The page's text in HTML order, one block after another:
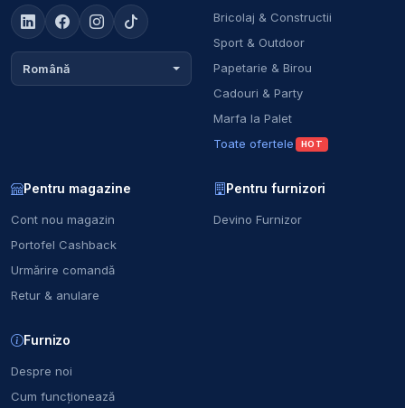
Română
Bricolaj & Constructii
Sport & Outdoor
Papetarie & Birou
Cadouri & Party
Marfa la Palet
Toate ofertele
HOT
Pentru magazine
Cont nou magazin
Portofel Cashback
Urmărire comandă
Retur & anulare
Pentru furnizori
Devino Furnizor
Furnizo
Despre noi
Cum funcționează